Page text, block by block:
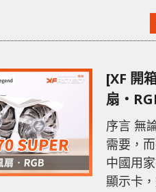
火牛，
用。 支援 AMD Ryzen 8000/7000 處理器 今次
[XF 開
扇
Steel
序言 無
需要，
中國用
顯示卡